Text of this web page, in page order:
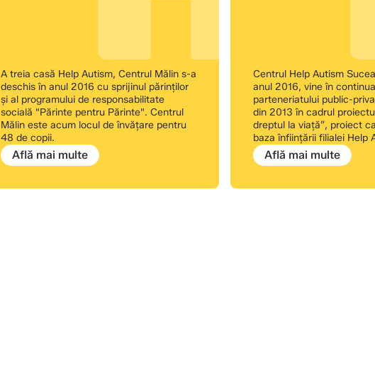
A treia casă Help Autism, Centrul Mălin s-a
deschis în anul 2016 cu sprijinul părinților
și al programului de responsabilitate
socială "Părinte pentru Părinte". Centrul
Mălin este acum locul de învățare pentru
48 de copii.
Află mai multe
Centrul Help Autism
anul 2016, vine în
parteneriatului public-
din 2013 în cadrul
dreptul la viață”, proiect
baza înființării filialei Help
Află mai multe